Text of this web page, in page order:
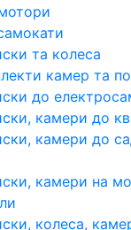
та колеса
камер та
до
камери до
камери до
камери на
колеса,